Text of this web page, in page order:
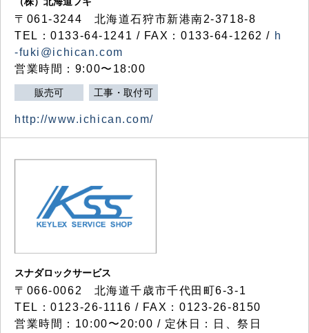
〒061-3244 北海道石狩市新港南2-3718-8
TEL：0133-64-1241 / FAX：0133-64-1262 / h
-fuki@ichican.com
営業時間：9:00〜18:00
販売可 工事・取付可
http://www.ichican.com/
スナダロックサービス
〒066-0062 北海道千歳市千代田町6-3-1
TEL：0123-26-1116 / FAX：0123-26-8150
営業時間：10:00〜20:00 / 定休日：日、祭日